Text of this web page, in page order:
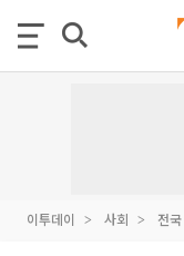
이투데이 사회 전국